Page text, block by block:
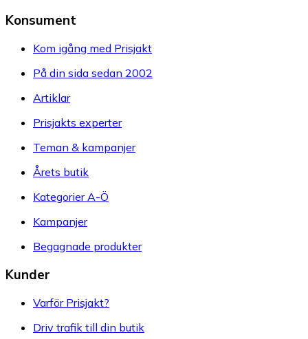
Konsument
Kom igång med Prisjakt
På din sida sedan 2002
Artiklar
Prisjakts experter
Teman & kampanjer
Årets butik
Kategorier A-Ö
Kampanjer
Begagnade produkter
Kunder
Varför Prisjakt?
Driv trafik till din butik